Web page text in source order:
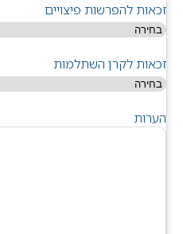
זכאות להפרשות פיצויים
זכאות לקרן השתלמות
הערות